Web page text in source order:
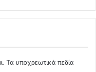
Τα υποχρεωτικά πεδία